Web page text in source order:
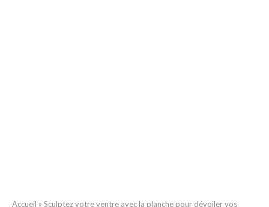
Accueil » Sculptez votre ventre avec la planche pour dévoiler vos